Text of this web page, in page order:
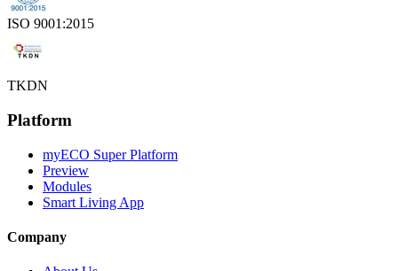
ISO 9001:2015
TKDN
Platform
myECO Super Platform
Preview
Modules
Smart Living App
Company